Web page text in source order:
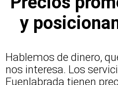
y
Hablemos de dinero,
nos interesa. Los
Fuenlabrada tienen